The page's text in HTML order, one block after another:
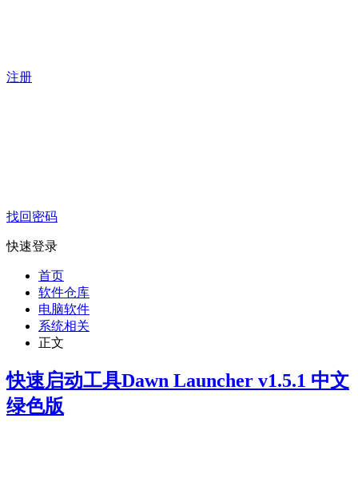
注册
找回密码
快速登录
首页
软件仓库
电脑软件
系统相关
正文
快速启动工具Dawn Launcher v1.5.1 中文
绿色版